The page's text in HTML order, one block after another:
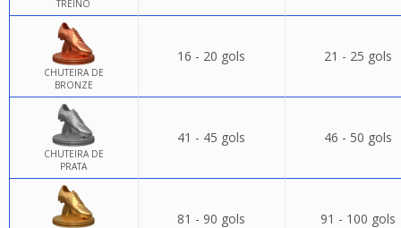
TREINO
CHUTEIRA DE
BRONZE
16 - 20 gols 21 - 25 gols
CHUTEIRA DE
PRATA
41 - 45 gols 46 - 50 gols
81 - 90 gols 91 - 100 gols